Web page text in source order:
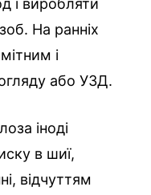
На ранніх
і
або УЗД.
іноді
в шиї,
відчуттям